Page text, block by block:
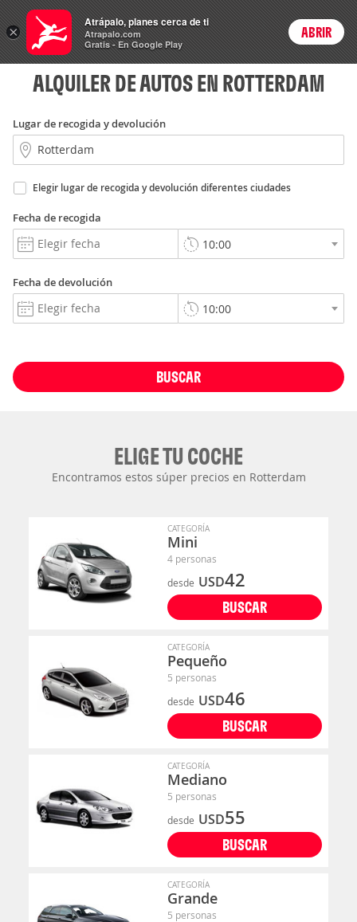
Rent
a Car Login
ALQUILER DE AUTOS EN ROTTERDAM
Lugar de recogida y devolución
Elegir lugar de recogida y devolución diferentes ciudades
Fecha de recogida
Fecha de devolución
BUSCAR
ELIGE TU COCHE
Encontramos estos súper precios en Rotterdam
CATEGORÍA
Mini
4 personas
desde USD42
BUSCAR
CATEGORÍA
Pequeño
5 personas
desde USD46
BUSCAR
CATEGORÍA
Mediano
5 personas
desde USD55
BUSCAR
CATEGORÍA
Grande
5 personas
×
Atrápalo, planes cerca de ti
Atrapalo.com
Gratis - En Google Play
ABRIR